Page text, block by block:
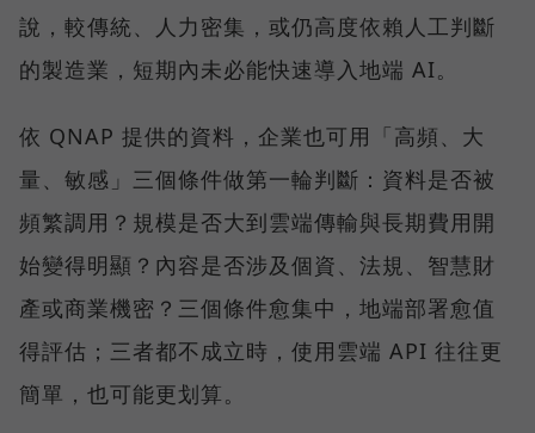
說，較傳統、人力密集，或仍高度依賴人工判斷
的製造業，短期內未必能快速導入地端 AI。
依 QNAP 提供的資料，企業也可用「高頻、大
量、敏感」三個條件做第一輪判斷：資料是否被
頻繁調用？規模是否大到雲端傳輸與長期費用開
始變得明顯？內容是否涉及個資、法規、智慧財
產或商業機密？三個條件愈集中，地端部署愈值
得評估；三者都不成立時，使用雲端 API 往往更
簡單，也可能更划算。